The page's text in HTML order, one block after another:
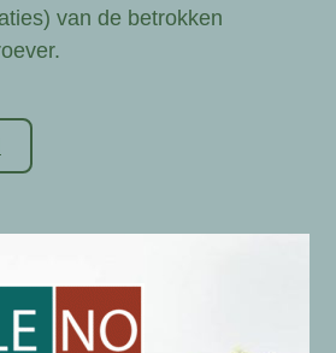
van de betrokken